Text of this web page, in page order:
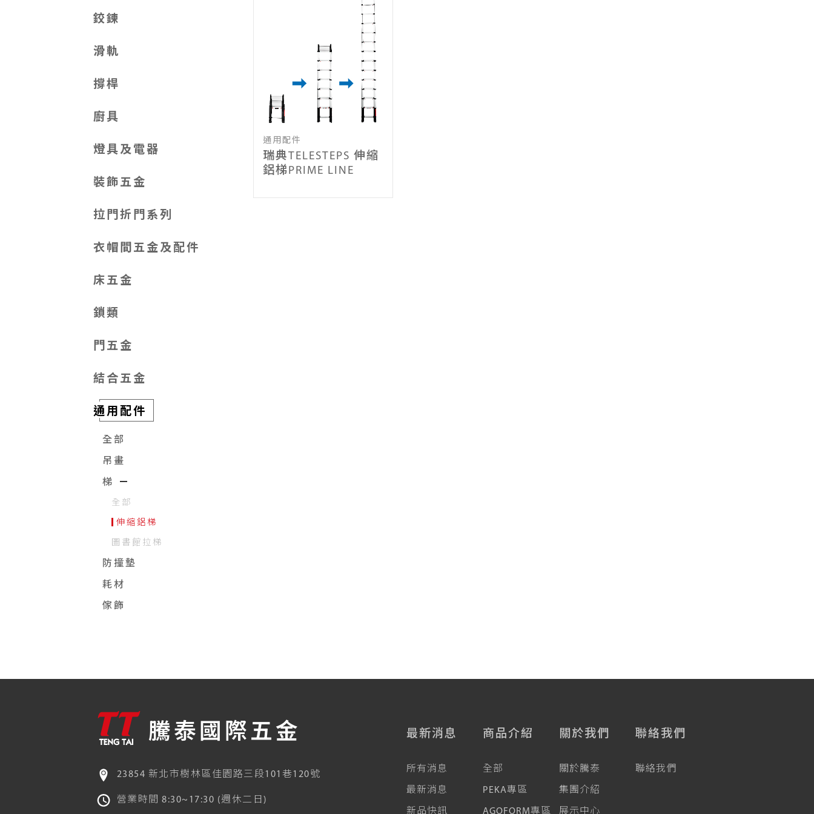
鉸鍊
滑軌
撐桿
廚具
燈具及電器
裝飾五金
拉門折門系列
衣帽間五金及配件
床五金
鎖類
門五金
結合五金
通用配件
全部
吊畫
梯
全部
伸縮鋁梯
圖書館拉梯
防撞墊
耗材
傢飾
通用配件
瑞典TELESTEPS 伸縮
鋁梯PRIME LINE
騰泰國際五金
23854 新北市樹林區佳園路三段101巷120號
營業時間 8:30~17:30 (週休二日)
最新消息
所有消息
最新消息
新品快訊
商品介紹
全部
PEKA專區
AGOFORM專區
關於我們
關於騰泰
集團介紹
展示中心
聯絡我們
聯絡我們